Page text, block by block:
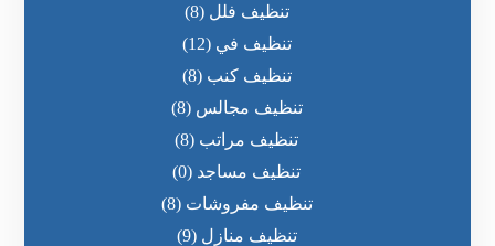
تنظيف فلل (8)
تنظيف في (12)
تنظيف كنب (8)
تنظيف مجالس (8)
تنظيف مراتب (8)
تنظيف مساجد (0)
تنظيف مفروشات (8)
تنظيف منازل (9)